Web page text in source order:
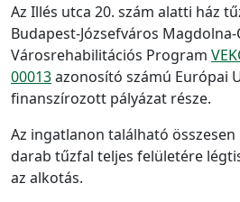
Az Illés utca 20. szám alatti ház
Budapest-Józsefváros
Városrehabilitációs Program
00013azonosító számú Európai
finanszírozott pályázat része.
Az ingatlanon található
darab tűzfal teljes felületére
az alkotás.